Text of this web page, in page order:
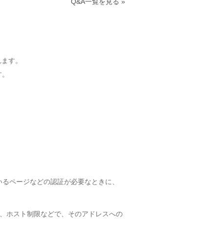
す。
ページなどの認証が必要なときに、
ホスト制限などで、そのアドレスへの